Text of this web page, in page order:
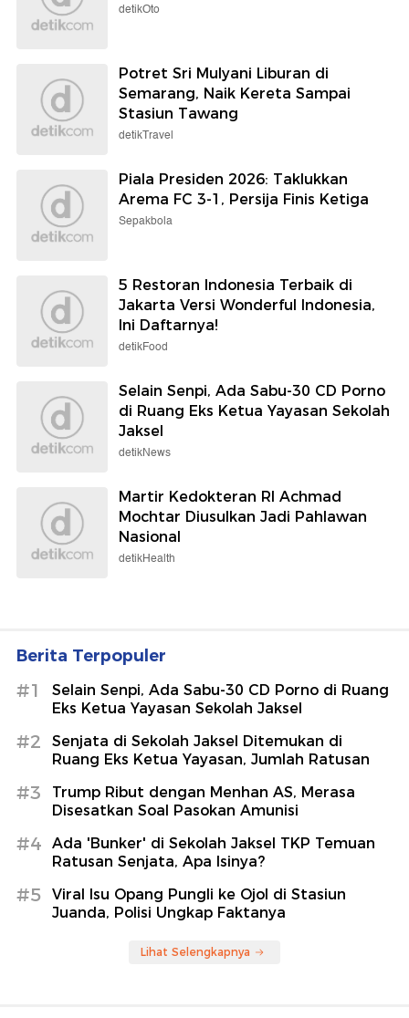
detikOto
Potret Sri Mulyani Liburan di
Semarang, Naik Kereta Sampai
Stasiun Tawang
detikTravel
Piala Presiden 2026: Taklukkan
Arema FC 3-1, Persija Finis Ketiga
Sepakbola
5 Restoran Indonesia Terbaik di
Jakarta Versi Wonderful Indonesia,
Ini Daftarnya!
detikFood
Selain Senpi, Ada Sabu-30 CD Porno
di Ruang Eks Ketua Yayasan Sekolah
Jaksel
detikNews
Martir Kedokteran RI Achmad
Mochtar Diusulkan Jadi Pahlawan
Nasional
detikHealth
Berita Terpopuler
#1
Selain Senpi, Ada Sabu-30 CD Porno di Ruang
Eks Ketua Yayasan Sekolah Jaksel
#2
Senjata di Sekolah Jaksel Ditemukan di
Ruang Eks Ketua Yayasan, Jumlah Ratusan
#3
Trump Ribut dengan Menhan AS, Merasa
Disesatkan Soal Pasokan Amunisi
#4
Ada 'Bunker' di Sekolah Jaksel TKP Temuan
Ratusan Senjata, Apa Isinya?
#5
Viral Isu Opang Pungli ke Ojol di Stasiun
Juanda, Polisi Ungkap Faktanya
Lihat Selengkapnya